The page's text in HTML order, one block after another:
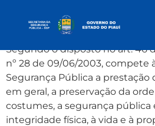
Quem
Segundo o disposto no art. 46
nº 28 de 09/06/2003, compete
Segurança Pública a prestação
em geral, a preservação da
costumes, a segurança pública
integridade física, à vida e à